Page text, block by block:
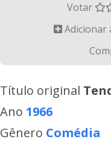
Votar
Adicionar
Título original
Ano 1966
Gênero Comédia